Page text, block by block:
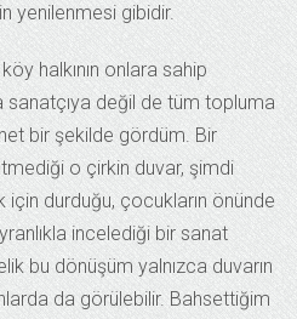
yenilenmesi gibidir.
halkının onlara sahip
sanatçıya değil de tüm topluma
bir şekilde gördüm. Bir
o çirkin duvar, şimdi
durduğu, çocukların önünde
incelediği bir sanat
bu dönüşüm yalnızca duvarın
da görülebilir. Bahsettiğim